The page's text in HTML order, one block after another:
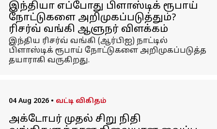
இந்தியா எப்போது பிளாஸ்டிக் ரூபாய்
நோட்டுகளை அறிமுகப்படுத்தும்?
ரிசர்வ் வங்கி ஆளுநர் விளக்கம்
இந்திய ரிசர்வ் வங்கி (ஆர்பிஐ) நாட்டில்
பிளாஸ்டிக் ரூபாய் நோட்டுகளை அறிமுகப்படுத்த
தயாராகி வருகிறது.
04 Aug 2026 • வட்டி விகிதம்
அக்டோபர் முதல் சிறு நிதி